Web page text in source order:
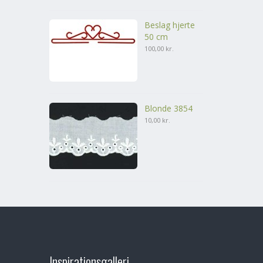
Beslag hjerte
50 cm
100,00 kr.
Blonde 3854
10,00 kr.